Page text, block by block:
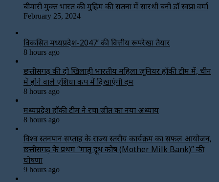
बीमारी मुक्त भारत की मुहिम की सतना में सारथी बनी डाॅ स्वप्ना वर्मा
February 25, 2024
विकसित मध्यप्रदेश-2047’ की वित्तीय रूपरेखा तैयार
8 hours ago
छत्तीसगढ़ की दो खिलाड़ी भारतीय महिला जूनियर हॉकी टीम में, चीन
में होने वाले एशिया कप में दिखाएंगी दम
8 hours ago
मध्यप्रदेश हॉकी टीम ने रचा जीत का नया अध्याय
8 hours ago
विश्व स्तनपान सप्ताह के राज्य स्तरीय कार्यक्रम का सफल आयोजन,
छत्तीसगढ़ के प्रथम “मातृ दूध कोष (Mother Milk Bank)” की
घोषणा
9 hours ago